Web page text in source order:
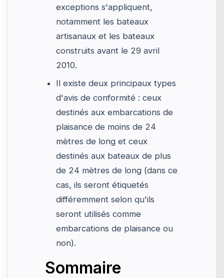
exceptions s'appliquent,
notamment les bateaux
artisanaux et les bateaux
construits avant le 29 avril
2010.
Il existe deux principaux types
d'avis de conformité : ceux
destinés aux embarcations de
plaisance de moins de 24
mètres de long et ceux
destinés aux bateaux de plus
de 24 mètres de long (dans ce
cas, ils seront étiquetés
différemment selon qu'ils
seront utilisés comme
embarcations de plaisance ou
non).
Sommaire